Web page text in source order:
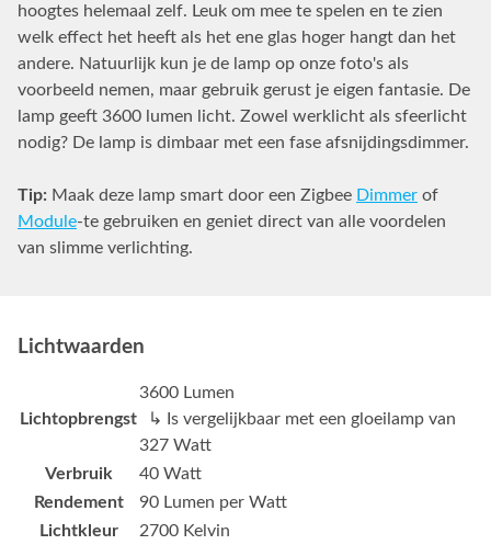
hoogtes helemaal zelf. Leuk om mee te spelen en te zien
welk effect het heeft als het ene glas hoger hangt dan het
andere. Natuurlijk kun je de lamp op onze foto's als
voorbeeld nemen, maar gebruik gerust je eigen fantasie. De
lamp geeft 3600 lumen licht. Zowel werklicht als sfeerlicht
nodig? De lamp is dimbaar met een fase afsnijdingsdimmer.
Tip: Maak deze lamp smart door een Zigbee Dimmer of
Module-te gebruiken en geniet direct van alle voordelen
van slimme verlichting.
Lichtwaarden
Lichtopbrengst
3600 Lumen
↳ Is vergelijkbaar met een gloeilamp van
327 Watt
Verbruik
40 Watt
Rendement
90 Lumen per Watt
Lichtkleur
2700 Kelvin